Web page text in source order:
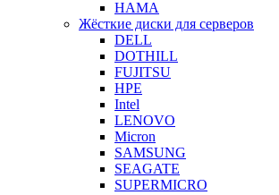
HAMA
Жёсткие диски для серверов
DELL
DOTHILL
FUJITSU
HPE
Intel
LENOVO
Micron
SAMSUNG
SEAGATE
SUPERMICRO